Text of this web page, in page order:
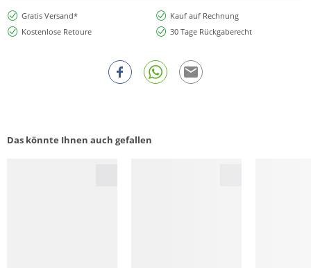
Gratis Versand*
Kauf auf Rechnung
Kostenlose Retoure
30 Tage Rückgaberecht
Das könnte Ihnen auch gefallen